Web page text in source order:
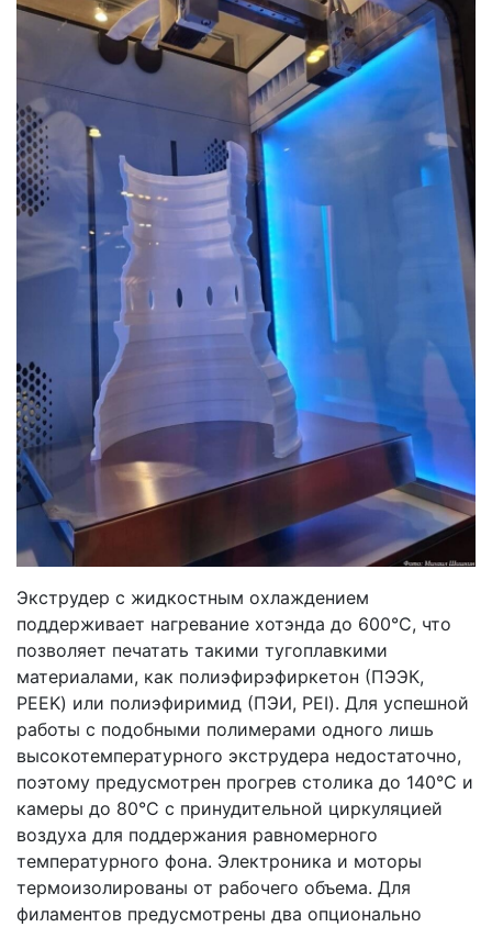
Экструдер с жидкостным охлаждением
поддерживает нагревание хотэнда до 600°С, что
позволяет печатать такими тугоплавкими
материалами, как полиэфирэфиркетон (ПЭЭК,
PEEK) или полиэфиримид (ПЭИ, PEI). Для успешной
работы с подобными полимерами одного лишь
высокотемпературного экструдера недостаточно,
поэтому предусмотрен прогрев столика до 140°С и
камеры до 80°С с принудительной циркуляцией
воздуха для поддержания равномерного
температурного фона. Электроника и моторы
термоизолированы от рабочего объема. Для
филаментов предусмотрены два опционально